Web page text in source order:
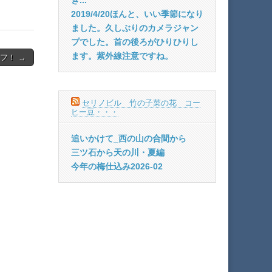
フ！ →
2019/4/20ほんと、いい季節になり
ました。久しぶりのカメラジャン
プでした。首の後ろがひりひりし
ます。紫外線注意ですね。
セリノビル 竹の子菜の花 コー
ヒー豆・・・
追いかけて_西の山の合間から
三ツ石から天の川・夏編
今年の梅仕込み2026-02